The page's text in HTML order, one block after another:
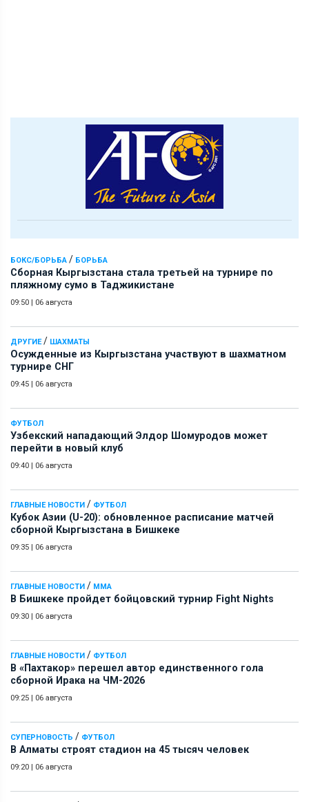
БОКС/БОРЬБА / БОРЬБА
Сборная Кыргызстана стала третьей на турнире по
пляжному сумо в Таджикистане
09:50 | 06 августа
ДРУГИЕ/ ШАХМАТЫ
Осужденные из Кыргызстана участвуют в шахматном
турнире СНГ
09:45 | 06 августа
ФУТБОЛ
Узбекский нападающий Элдор Шомуродов может
перейти в новый клуб
09:40 | 06 августа
ГЛАВНЫЕ НОВОСТИ / ФУТБОЛ
Кубок Азии (U-20): обновленное расписание матчей
сборной Кыргызстана в Бишкеке
09:35 | 06 августа
ГЛАВНЫЕ НОВОСТИ / ММА
В Бишкеке пройдет бойцовский турнир Fight Nights
09:30 | 06 августа
ГЛАВНЫЕ НОВОСТИ / ФУТБОЛ
В «Пахтакор» перешел автор единственного гола
сборной Ирака на ЧМ-2026
09:25 | 06 августа
СУПЕРНОВОСТЬ / ФУТБОЛ
В Алматы строят стадион на 45 тысяч человек
09:20 | 06 августа